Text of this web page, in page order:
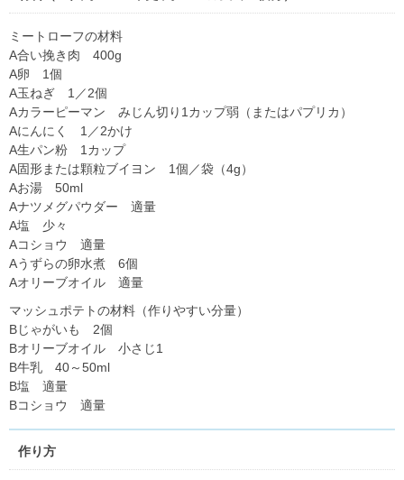
ミートローフの材料
A合い挽き肉 400g
A卵 1個
A玉ねぎ 1／2個
Aカラーピーマン みじん切り1カップ弱（またはパプリカ）
Aにんにく 1／2かけ
A生パン粉 1カップ
A固形または顆粒ブイヨン 1個／袋（4g）
Aお湯 50ml
Aナツメグパウダー 適量
A塩 少々
Aコショウ 適量
Aうずらの卵水煮 6個
Aオリーブオイル 適量
マッシュポテトの材料（作りやすい分量）
Bじゃがいも 2個
Bオリーブオイル 小さじ1
B牛乳 40～50ml
B塩 適量
Bコショウ 適量
作り方